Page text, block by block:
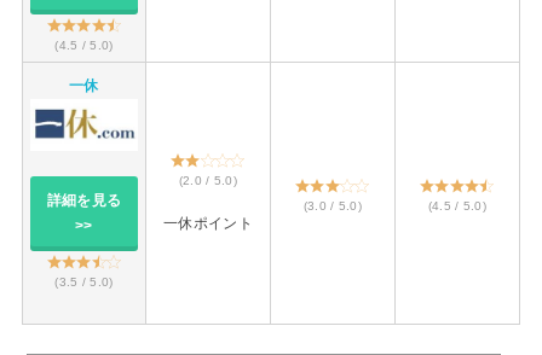
(4.5 / 5.0)
一休
詳細を見る
>>
(3.5 / 5.0)
(2.0 / 5.0)
一休ポイント
(3.0 / 5.0) (4.5 / 5.0)